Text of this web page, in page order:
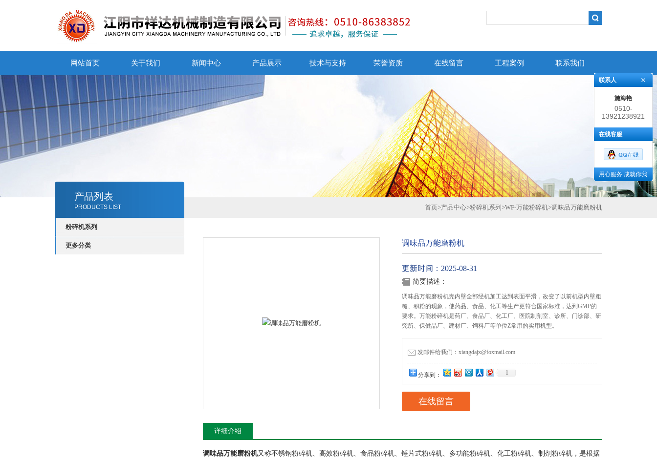
网站首页 关于我们 新闻中心 产品展示 技术与支持 荣誉资质 在线留言 工程案例 联系我们
产品列表
PRODUCTS LIST
粉碎机系列
更多分类
首页>产品中心>粉碎机系列 >WF-万能粉碎机>调味品万能磨粉机
调味品万能磨粉机
更新时间：2025-08-31
简要描述：
调味品万能磨粉机壳内壁全部经机加工达到表面平滑，改变了以前机型内壁粗
糙、积粉的现象，使药品、食品、化工等生产更符合国家标准，达到GMP的
要求。万能粉碎机是药厂、食品厂、化工厂、医院制剂室、诊所、门诊部、研
究所、保健品厂、建材厂、饲料厂等单位Z常用的实用机型。
发邮件给我们：xiangdajx@foxmail.com
分享到： 1
在线留言
详细介绍
调味品万能磨粉机又称不锈钢粉碎机、高效粉碎机、食品粉碎机、锤片式粉碎机、多功能粉碎机、化工粉碎机、制剂粉碎机，是根据
联系人
施海艳
0510-
86383852
13921238921
在线客服
用心服务 成就你我